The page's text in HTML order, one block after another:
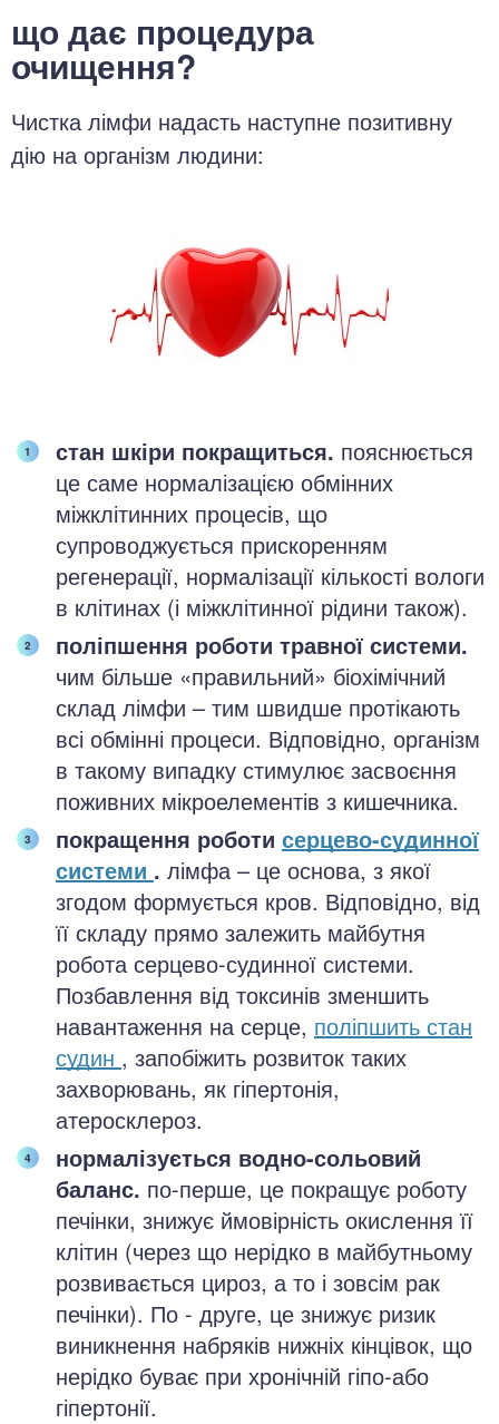
що дає процедура
очищення?
Чистка лімфи надасть наступне позитивну
дію на організм людини:
стан шкіри покращиться. пояснюється
це саме нормалізацією обмінних
міжклітинних процесів, що
супроводжується прискоренням
регенерації, нормалізації кількості вологи
в клітинах (і міжклітинної рідини також).
поліпшення роботи травної системи.
чим більше «правильний» біохімічний
склад лімфи – тим швидше протікають
всі обмінні процеси. Відповідно, організм
в такому випадку стимулює засвоєння
поживних мікроелементів з кишечника.
покращення роботи серцево-судинної
системи . лімфа – це основа, з якої
згодом формується кров. Відповідно, від
її складу прямо залежить майбутня
робота серцево-судинної системи.
Позбавлення від токсинів зменшить
навантаження на серце, поліпшить стан
судин , запобіжить розвиток таких
захворювань, як гіпертонія,
атеросклероз.
нормалізується водно-сольовий
баланс. по-перше, це покращує роботу
печінки, знижує ймовірність окислення її
клітин (через що нерідко в майбутньому
розвивається цироз, а то і зовсім рак
печінки). По - друге, це знижує ризик
виникнення набряків нижніх кінцівок, що
нерідко буває при хронічній гіпо-або
гіпертонії.